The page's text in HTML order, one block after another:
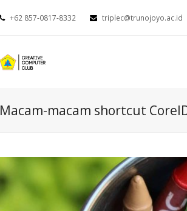
+62 857-0817-8332 triplec@trunojoyo.ac.id
Macam-macam shortcut